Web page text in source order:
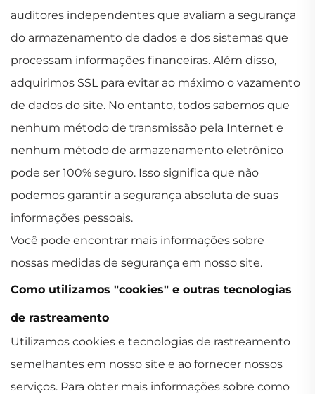
auditores independentes que avaliam a segurança
do armazenamento de dados e dos sistemas que
processam informações financeiras. Além disso,
adquirimos SSL para evitar ao máximo o vazamento
de dados do site. No entanto, todos sabemos que
nenhum método de transmissão pela Internet e
nenhum método de armazenamento eletrônico
pode ser 100% seguro. Isso significa que não
podemos garantir a segurança absoluta de suas
informações pessoais.
Você pode encontrar mais informações sobre
nossas medidas de segurança em nosso site.
Como utilizamos "cookies" e outras tecnologias
de rastreamento
Utilizamos cookies e tecnologias de rastreamento
semelhantes em nosso site e ao fornecer nossos
serviços. Para obter mais informações sobre como